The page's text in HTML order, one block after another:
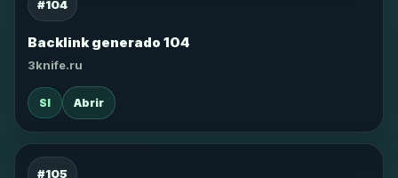
#104
Backlink generado 104
3knife.ru
SI Abrir
#105